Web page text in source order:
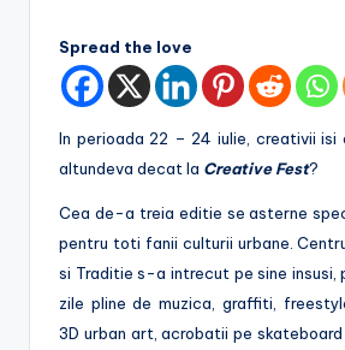
Spread the love
In perioada 22 – 24 iulie, creativii isi
altundeva decat la Creative Fest?
Cea de-a treia editie se asterne
pentru toti fanii culturii urbane.
si Traditie s-a intrecut pe sine insusi,
zile pline de muzica, graffiti,
3D urban art, acrobatii pe